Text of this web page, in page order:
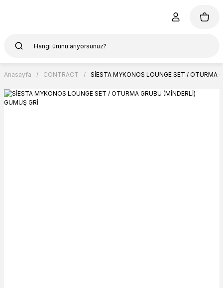
Anasayfa CONTRACT SİESTA MYKONOS LOUNGE SET / OTURMA